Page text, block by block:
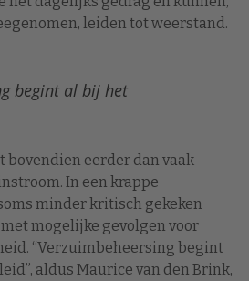
leiden tot weerstand.
begint al bij het
eerder dan vaak
In een krappe
minder kritisch gekeken
mogelijke gevolgen voor
“Verzuimbeheersing begint
aldus Maurice van den Brink,